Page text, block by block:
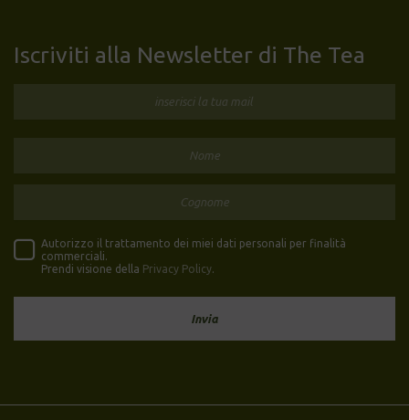
Iscriviti alla Newsletter di The Tea
Autorizzo il trattamento dei miei dati personali per finalità
commerciali.
Prendi visione della Privacy Policy.